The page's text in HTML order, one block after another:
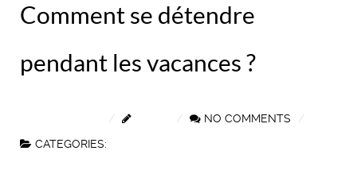
Comment se détendre
pendant les vacances ?
NO COMMENTS
CATEGORIES: